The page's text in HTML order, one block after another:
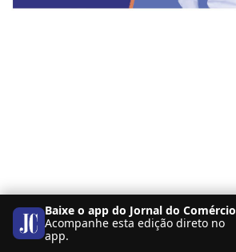
Baixe o app do Jornal do Comércio
Acompanhe esta edição direto no
app.